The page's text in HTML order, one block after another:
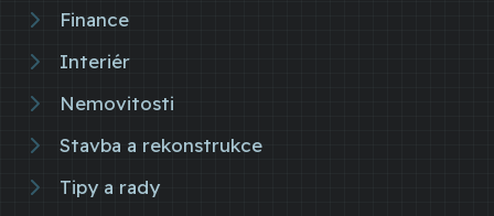
Finance
Interiér
Nemovitosti
Stavba a rekonstrukce
Tipy a rady